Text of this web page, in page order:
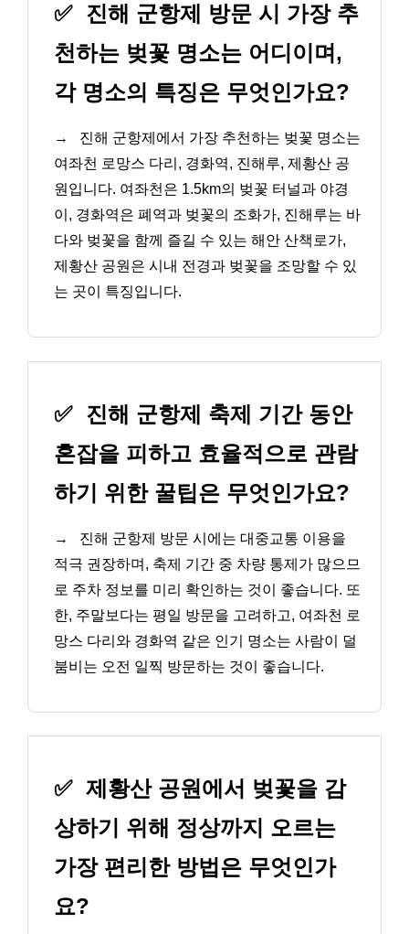
✅ 진해 군항제 방문 시 가장 추
천하는 벚꽃 명소는 어디이며,
각 명소의 특징은 무엇인가요?
→
진해 군항제에서 가장 추천하는 벚꽃 명소는
여좌천 로망스 다리, 경화역, 진해루, 제황산 공
원입니다. 여좌천은 1.5km의 벚꽃 터널과 야경
이, 경화역은 폐역과 벚꽃의 조화가, 진해루는 바
다와 벚꽃을 함께 즐길 수 있는 해안 산책로가,
제황산 공원은 시내 전경과 벚꽃을 조망할 수 있
는 곳이 특징입니다.
✅ 진해 군항제 축제 기간 동안
혼잡을 피하고 효율적으로 관람
하기 위한 꿀팁은 무엇인가요?
→
진해 군항제 방문 시에는 대중교통 이용을
적극 권장하며, 축제 기간 중 차량 통제가 많으므
로 주차 정보를 미리 확인하는 것이 좋습니다. 또
한, 주말보다는 평일 방문을 고려하고, 여좌천 로
망스 다리와 경화역 같은 인기 명소는 사람이 덜
붐비는 오전 일찍 방문하는 것이 좋습니다.
✅ 제황산 공원에서 벚꽃을 감
상하기 위해 정상까지 오르는
가장 편리한 방법은 무엇인가
요?